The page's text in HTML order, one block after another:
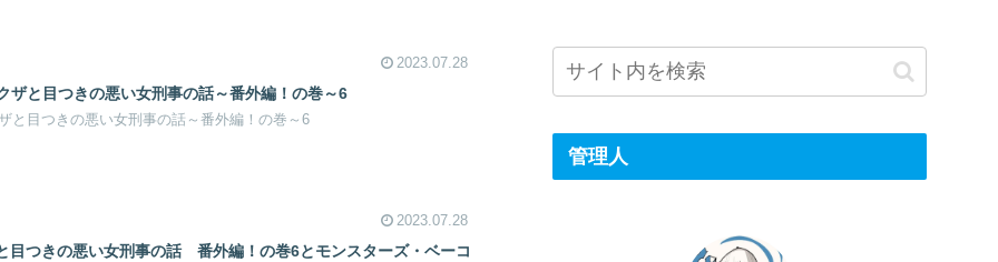
2023.07.28
ザと目つきの悪い女刑事の話～番外編！の巻～6
と目つきの悪い女刑事の話～番外編！の巻～6
2023.07.28
目つきの悪い女刑事の話 番外編！の巻6とモンスターズ・ベーコ
管理人